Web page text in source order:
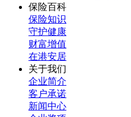
保险百科
保险知识
守护健康
财富增值
在港安居
关于我们
企业简介
客户承诺
新闻中心